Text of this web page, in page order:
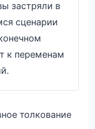
застряли в
сценарии
к переменам
толкование